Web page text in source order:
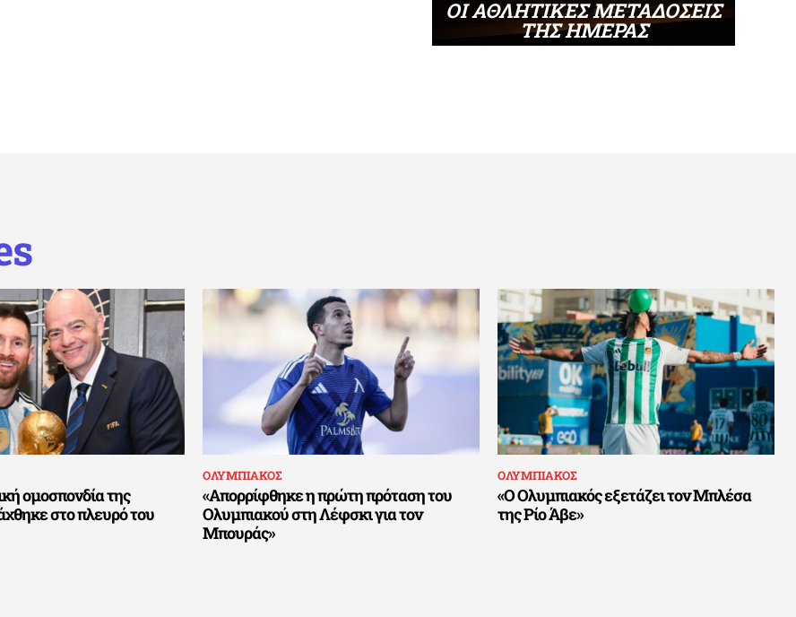
ΟΙ ΑΘΛΗΤΙΚΕΣ ΜΕΤΑΔΟΣΕΙΣ
ΤΗΣ ΗΜΕΡΑΣ
ομοσπονδία της
στο πλευρό του
ΟΛΥΜΠΙΑΚΟΣ
«Απορρίφθηκε η πρώτη πρόταση του
Ολυμπιακού στη Λέφσκι για τον
Μπουράς»
ΟΛΥΜΠΙΑΚΟΣ
«Ο Ολυμπιακός εξετάζει τον Μπλέσα
της Ρίο Άβε»